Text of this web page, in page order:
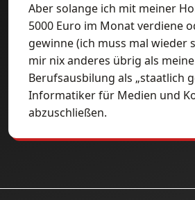
Aber solange ich mit meiner
5000 Euro im Monat verdiene
gewinne (ich muss mal wieder
mir nix anderes übrig als meine
Berufsausbilung als „staatlich
Informatiker für Medien und
abzuschließen.